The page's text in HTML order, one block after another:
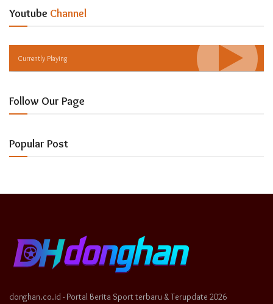
Youtube Channel
Currently Playing
Follow Our Page
Popular Post
donghan.co.id - Portal Berita Sport terbaru & Terupdate 2026